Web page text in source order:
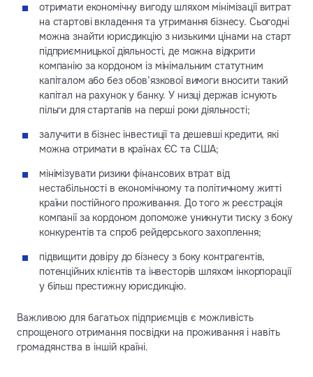
отримати економічну вигоду шляхом мінімізації витрат
на стартові вкладення та утримання бізнесу. Сьогодні
можна знайти юрисдикцію з низькими цінами на старт
підприємницької діяльності, де можна відкрити
компанію за кордоном із мінімальним статутним
капіталом або без обов’язкової вимоги вносити такий
капітал на рахунок у банку. У низці держав існують
пільги для стартапів на перші роки діяльності;
залучити в бізнес інвестиції та дешевші кредити, які
можна отримати в країнах ЄС та США;
мінімізувати ризики фінансових втрат від
нестабільності в економічному та політичному житті
країни постійного проживання. До того ж реєстрація
компанії за кордоном допоможе уникнути тиску з боку
конкурентів та спроб рейдерського захоплення;
підвищити довіру до бізнесу з боку контрагентів,
потенційних клієнтів та інвесторів шляхом інкорпорації
у більш престижну юрисдикцію.
Важливою для багатьох підприємців є можливість
спрощеного отримання посвідки на проживання і навіть
громадянства в іншій країні.